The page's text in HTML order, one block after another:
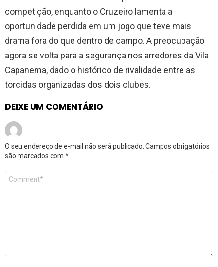
competição, enquanto o Cruzeiro lamenta a
oportunidade perdida em um jogo que teve mais
drama fora do que dentro de campo. A preocupação
agora se volta para a segurança nos arredores da Vila
Capanema, dado o histórico de rivalidade entre as
torcidas organizadas dos dois clubes.
DEIXE UM COMENTÁRIO
O seu endereço de e-mail não será publicado. Campos obrigatórios
são marcados com *
Comentário